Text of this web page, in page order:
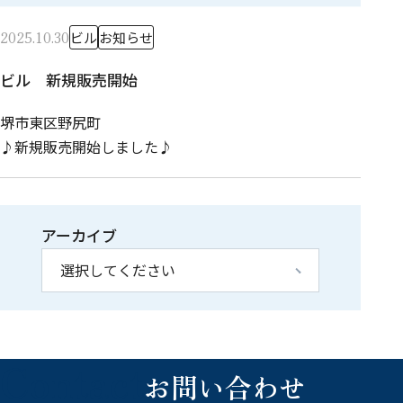
2025.10.30ビル お知らせ
ビル 新規販売開始
堺市東区野尻町
♪新規販売開始しました♪
アーカイブ
お問い合わせ